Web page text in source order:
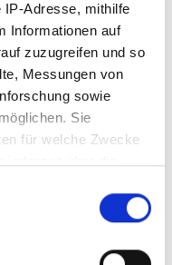
IP-Adresse, mithilfe
Informationen auf
zuzugreifen und so
Messungen von
sowie
Sie
für welche Zwecke